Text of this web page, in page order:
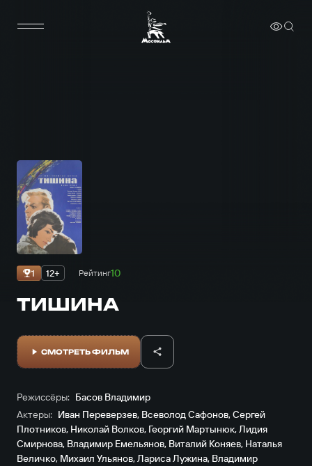
1 12+ Рейтинг10
ТИШИНА
Режиссёры: Басов Владимир
Актеры: Иван Переверзев, Всеволод Сафонов,Сергей
Плотников, Николай Волков, Георгий Мартынюк,Лидия
Смирнова, Владимир Емельянов, Виталий Коняев, Наталья
Величко, Михаил Ульянов,Лариса Лужина, Владимир
СМОТРЕТЬ ФИЛЬМ